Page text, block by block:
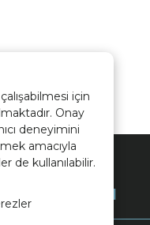
için
Onay
deneyimini
amacıyla
de kullanılabilir.
Kurumsal